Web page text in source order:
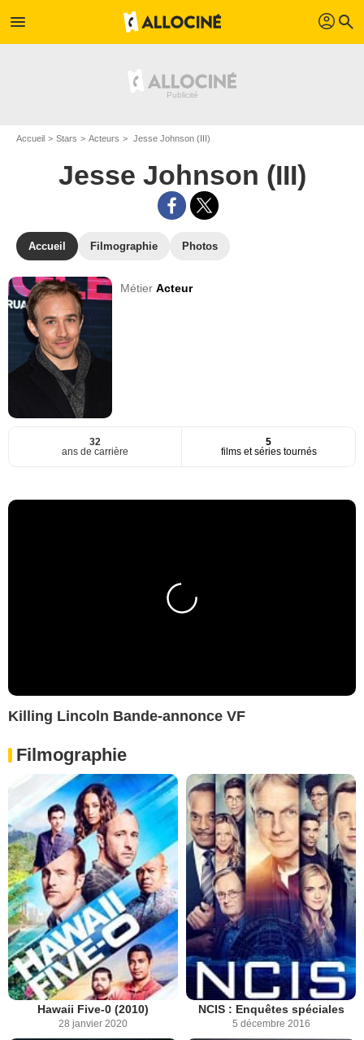
menu profil search
Accueil Stars Acteurs Jesse Johnson (III)
Jesse Johnson (III)
Accueil Filmographie Photos
MétierActeur
32
ans de carrière
5
films et séries tournés
Killing Lincoln Bande-annonce VF
Filmographie
Hawaii Five-0 (2010)
28 janvier 2020
NCIS : Enquêtes spéciales
5 décembre 2016